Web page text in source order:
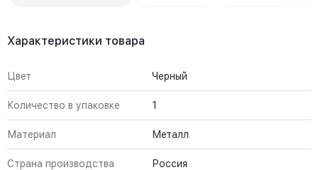
Характеристики товара
Цвет Черный
Количество в упаковке 1
Материал Металл
Страна производства Россия